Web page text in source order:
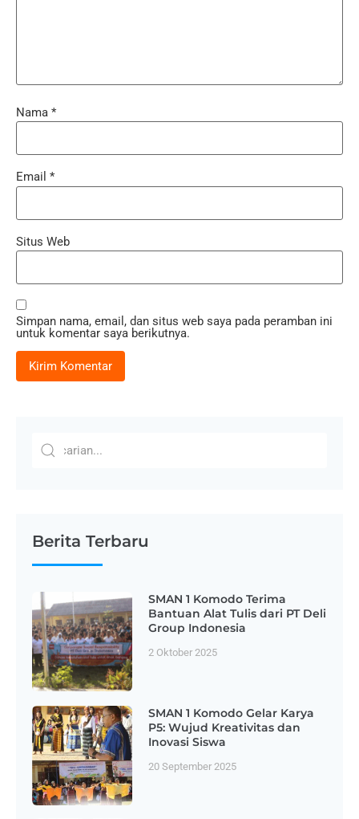
Nama *
Email *
Situs Web
Simpan nama, email, dan situs web saya pada peramban ini
untuk komentar saya berikutnya.
Berita Terbaru
SMAN 1 Komodo Terima
Bantuan Alat Tulis dari PT Deli
Group Indonesia
2 Oktober 2025
SMAN 1 Komodo Gelar Karya
P5: Wujud Kreativitas dan
Inovasi Siswa
20 September 2025